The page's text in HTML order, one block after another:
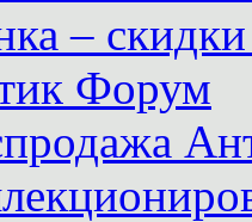
–
Форум